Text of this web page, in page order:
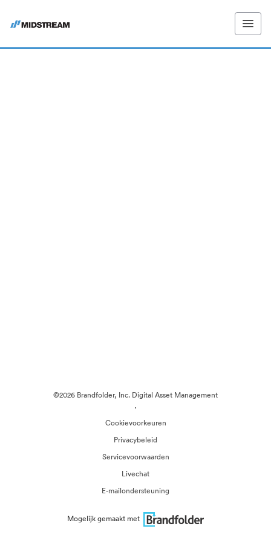
©2026 Brandfolder, Inc. Digital Asset Management
·
Cookievoorkeuren
Privacybeleid
Servicevoorwaarden
Livechat
E-mailondersteuning
Mogelijk gemaakt met